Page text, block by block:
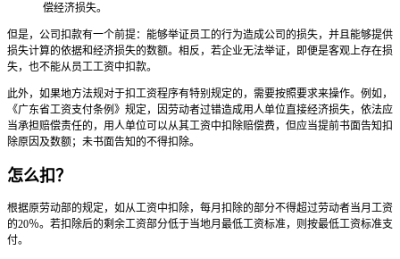
偿经济损失。
但是，公司扣款有一个前提：能够举证员工的行为造成公司的损失，并且能够提供
损失计算的依据和经济损失的数额。相反，若企业无法举证，即便是客观上存在损
失，也不能从员工工资中扣款。
此外，如果地方法规对于扣工资程序有特别规定的，需要按照要求来操作。例如，
《广东省工资支付条例》规定，因劳动者过错造成用人单位直接经济损失，依法应
当承担赔偿责任的，用人单位可以从其工资中扣除赔偿费，但应当提前书面告知扣
除原因及数额；未书面告知的不得扣除。
怎么扣？
根据原劳动部的规定，如从工资中扣除，每月扣除的部分不得超过劳动者当月工资
的20％。若扣除后的剩余工资部分低于当地月最低工资标准，则按最低工资标准支
付。